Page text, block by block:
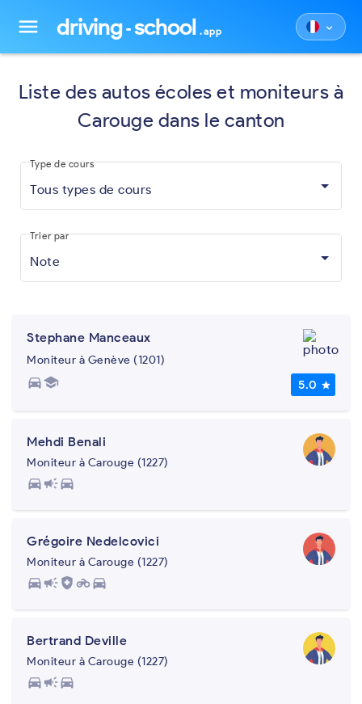
menu driving school .app keyboard_arrow_down
Liste des autos écoles et moniteurs à
Carouge dans le canton
Tous types de cours
Type de cours
Note
Trier par
Stephane Manceaux
Moniteur à Genève (1201)
directions_carschool 5.0 star
Mehdi Benali
Moniteur à Carouge (1227)
directions_carcampaigndirections_car
Grégoire Nedelcovici
Moniteur à Carouge (1227)
directions_carcampaign health_and_safety motorcycledirections_car
Bertrand Deville
Moniteur à Carouge (1227)
directions_carcampaigndirections_car